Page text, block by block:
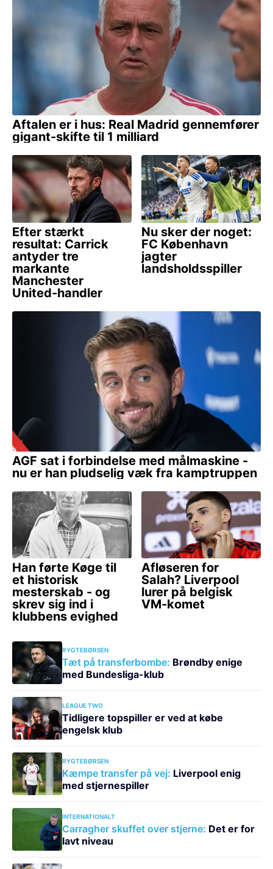
RYGTEBØRSEN
Tæt på transferbombe: Brøndby enige
med Bundesliga-klub
LEAGUE TWO
Tidligere topspiller er ved at købe
engelsk klub
RYGTEBØRSEN
Kæmpe transfer på vej: Liverpool enig
med stjernespiller
INTERNATIONALT
Carragher skuffet over stjerne: Det er for
lavt niveau